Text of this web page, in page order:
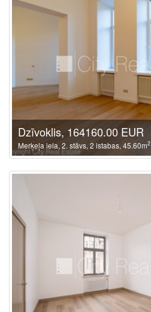
Dzīvoklis, 164160.00 EUR
Merķeļa iela, 2. stāvs, 2 istabas, 45.60m2